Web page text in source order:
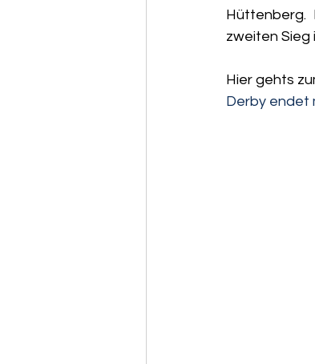
Hüttenberg.
zweiten Sieg
Hier gehts
Derby endet